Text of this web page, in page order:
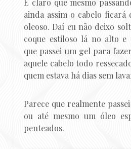
É claro que mesmo
ainda assim o cabelo ficará
oleoso. Daí eu não deixo
coque estiloso lá no alto
que passei um gel para
aquele cabelo todo
quem estava há dias sem
Parece que realmente
ou até mesmo um óleo
penteados.